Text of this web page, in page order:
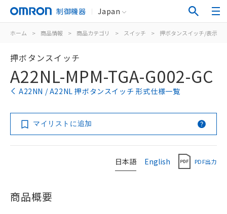
制御機器 Japan
ホーム > 商品情報 > 商品カテゴリ > スイッチ > 押ボタンスイッチ/表示灯
押ボタンスイッチ
A22NL-MPM-TGA-G002-GC
A22NN / A22NL 押ボタンスイッチ 形式仕様一覧
マイリストに追加
日本語 English PDF出力
商品概要